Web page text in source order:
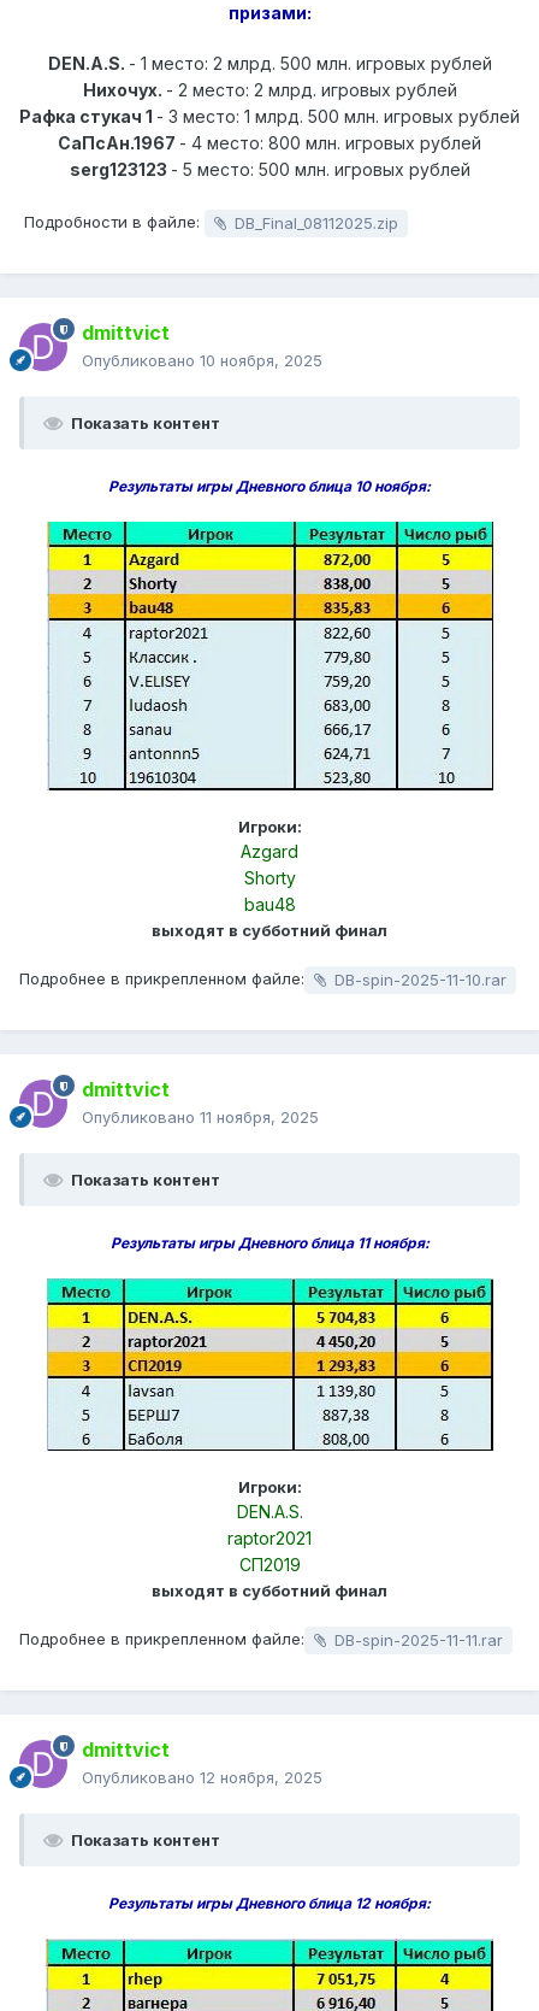
призами:
DEN.A.S. - 1 место: 2 млрд. 500 млн. игровых рублей
Нихочух. - 2 место: 2 млрд. игровых рублей
Рафка стукач 1 - 3 место: 1 млрд. 500 млн. игровых рублей
СаПсАн.1967 - 4 место: 800 млн. игровых рублей
serg123123 - 5 место: 500 млн. игровых рублей
Подробности в файле: DB_Final_08112025.zip
dmittvict
Опубликовано 10 ноября, 2025
Показать контент
Результаты игры Дневного блица 10 ноября:
Игроки:
Azgard
Shorty
bau48
выходят в субботний финал
Подробнее в прикрепленном файле: DB-spin-2025-11-10.rar
dmittvict
Опубликовано 11 ноября, 2025
Показать контент
Результаты игры Дневного блица 11 ноября:
Игроки:
DEN.A.S.
raptor2021
СП2019
выходят в субботний финал
Подробнее в прикрепленном файле: DB-spin-2025-11-11.rar
dmittvict
Опубликовано 12 ноября, 2025
Показать контент
Результаты игры Дневного блица 12 ноября: